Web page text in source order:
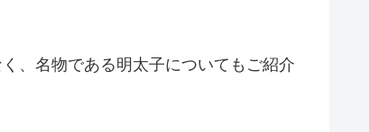
、名物である明太子についてもご紹介